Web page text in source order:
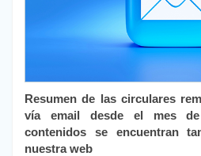
Resumen de las circulares
vía email desde el mes
contenidos se encuentran
nuestra web